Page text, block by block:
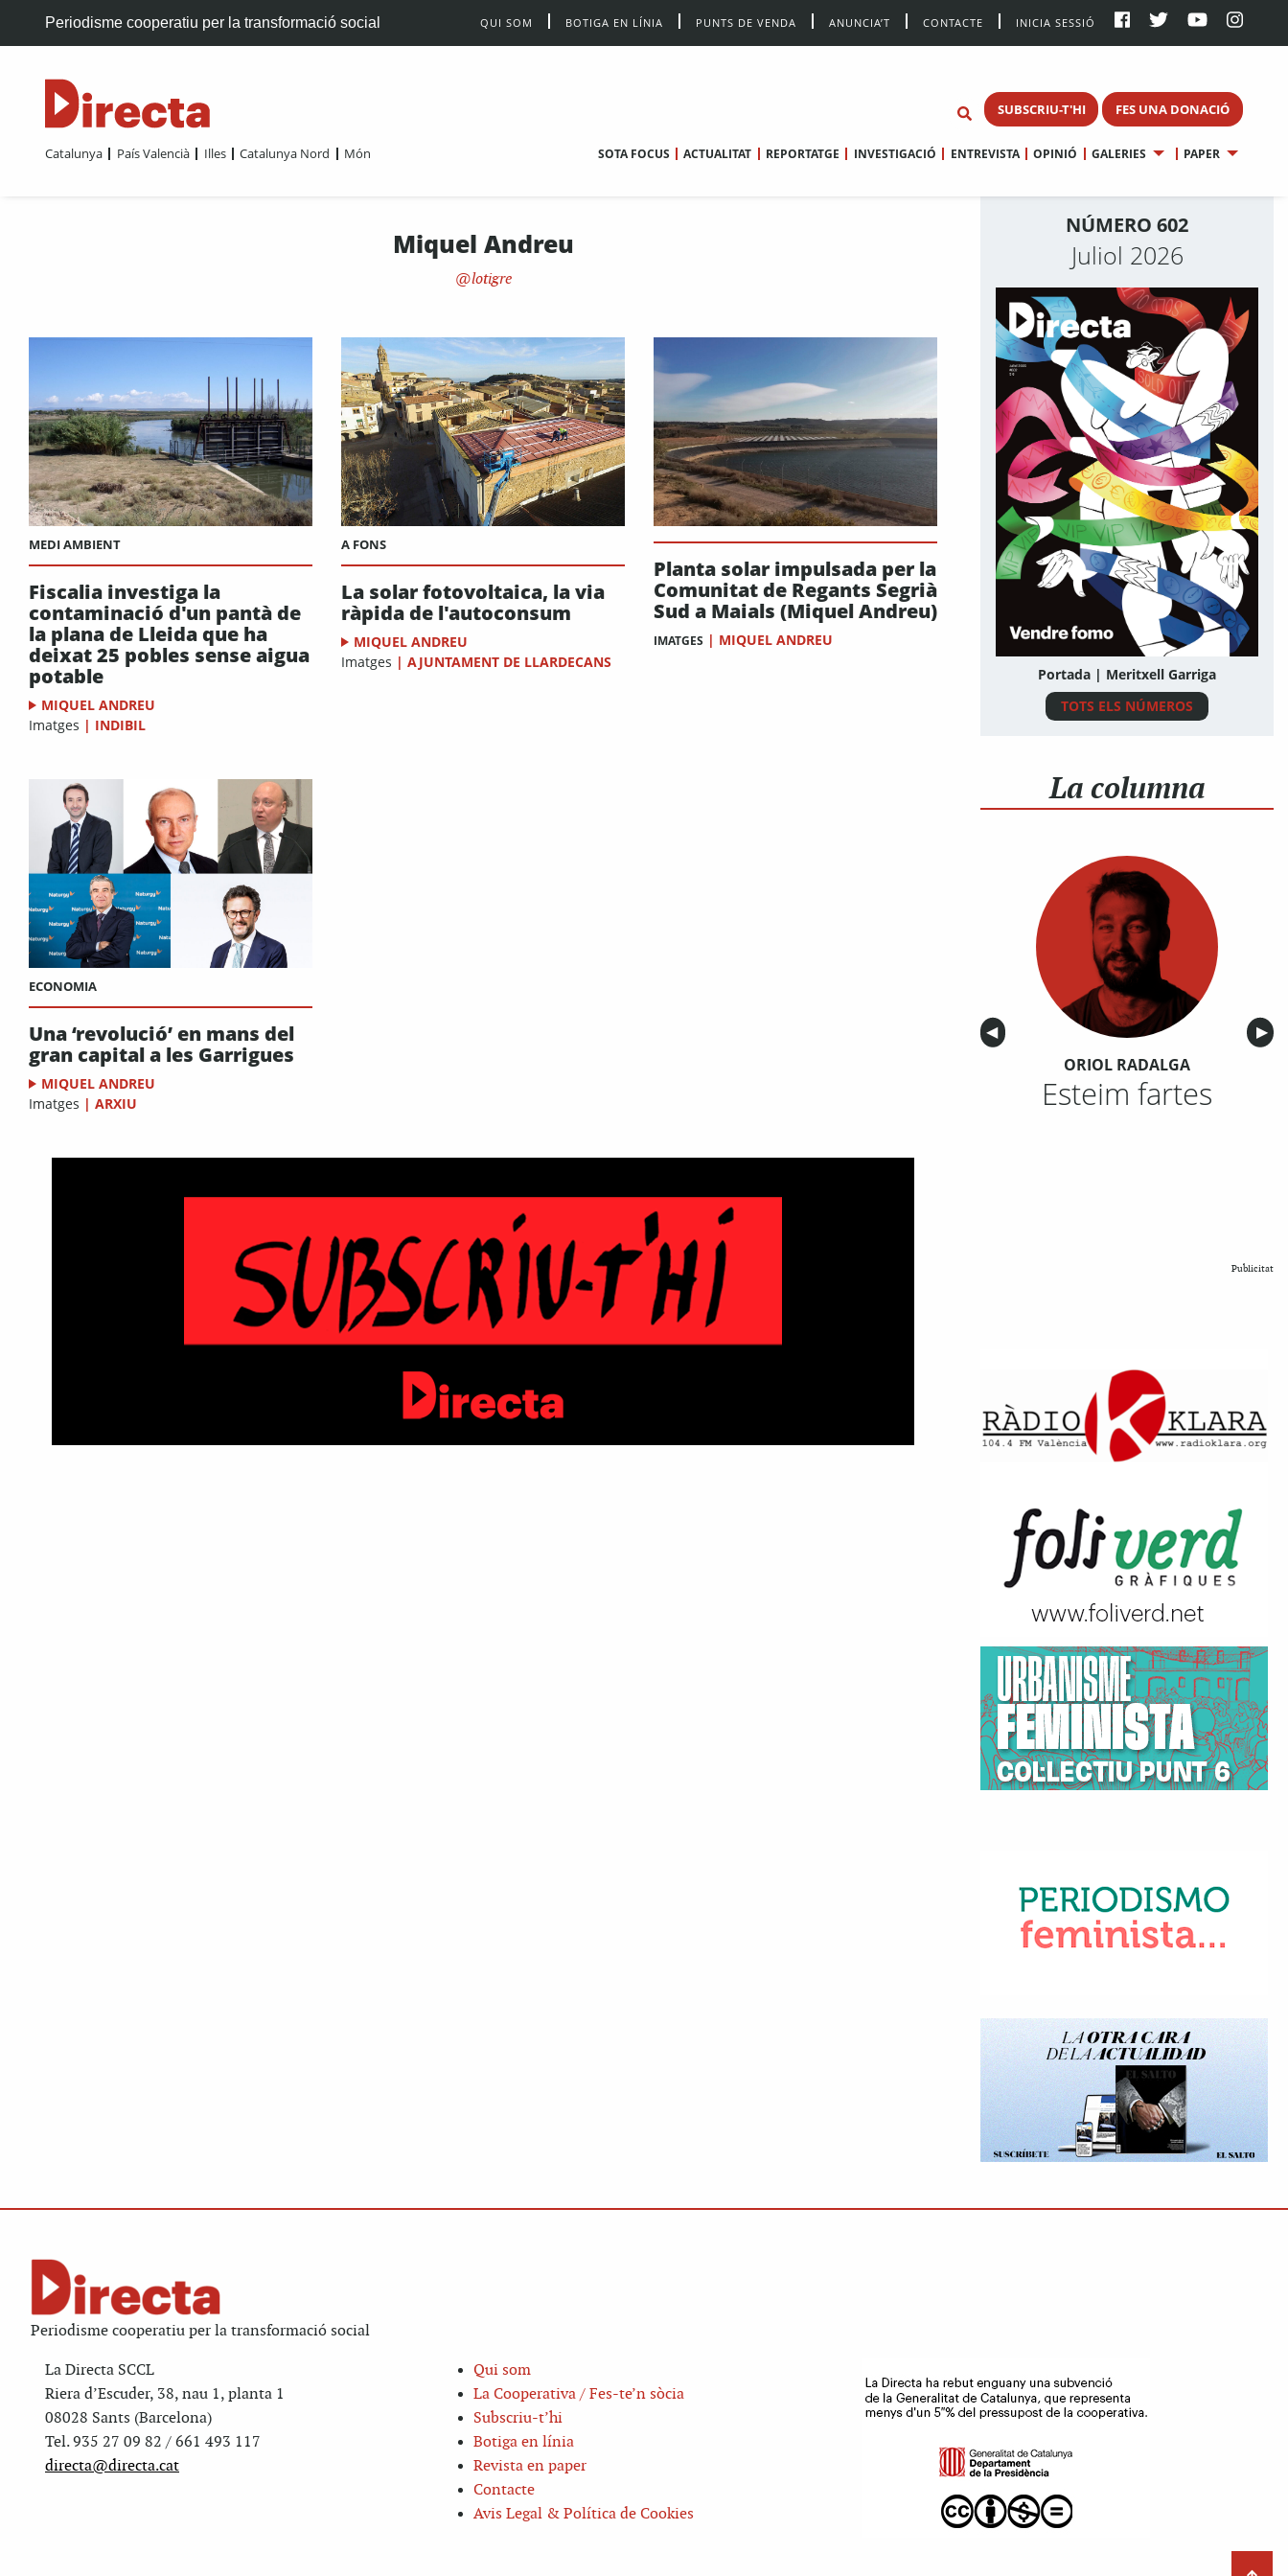
Periodisme cooperatiu per la transformació social QUI SOM BOTIGA EN LÍNIA PUNTS DE VENDA ANUNCIA’T CONTACTE INICIA SESSIÓ
SUBSCRIU-T'HI FES UNA DONACIÓ
Catalunya País Valencià Illes Catalunya Nord Món SOTA FOCUS ACTUALITAT REPORTATGE INVESTIGACIÓ ENTREVISTA OPINIÓ GALERIES PAPER
Miquel Andreu
lotigre
MEDI AMBIENT
Fiscalia investiga la
contaminació d'un pantà de
la plana de Lleida que ha
deixat 25 pobles sense aigua
potable
MIQUEL ANDREU
Imatges | INDIBIL
A FONS
La solar fotovoltaica, la via
ràpida de l'autoconsum
MIQUEL ANDREU
Imatges | AJUNTAMENT DE LLARDECANS
Planta solar impulsada per la
Comunitat de Regants Segrià
Sud a Maials (Miquel Andreu)
IMATGES | MIQUEL ANDREU
ECONOMIA
Una ‘revolució’ en mans del
gran capital a les Garrigues
MIQUEL ANDREU
Imatges | ARXIU
NÚMERO 602
Juliol 2026
Portada | Meritxell Garriga
TOTS ELS NÚMEROS
La columna
Anterior
◀︎ ▶︎
ORIOL RADALGA
Esteim fartes
Publicitat
Periodisme cooperatiu per la transformació social
La Directa SCCL
Riera d’Escuder, 38, nau 1, planta 1
08028 Sants (Barcelona)
Tel. 935 27 09 82 / 661 493 117
directa@directa.cat
Qui som
La Cooperativa / Fes-te’n sòcia
Subscriu-t’hi
Botiga en línia
Revista en paper
Contacte
Avis Legal & Política de Cookies